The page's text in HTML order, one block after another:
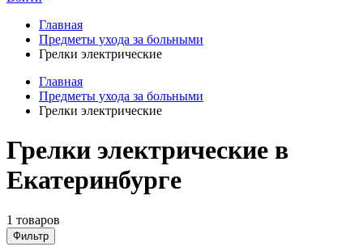
Главная
Предметы ухода за больными
Грелки электрические
Главная
Предметы ухода за больными
Грелки электрические
Грелки электрические в
Екатеринбурге
1 товаров
Фильтр